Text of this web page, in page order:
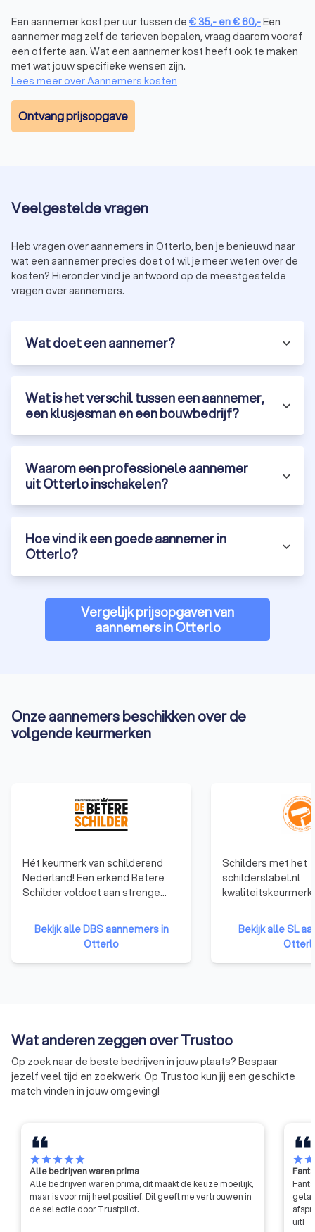
Een aannemer kost per uur tussen de €35,- en€60,-Een
aannemer mag zelf de tarieven bepalen, vraag daarom vooraf
een offerte aan. Wat een aannemer kost heeft ook te maken
met wat jouw specifieke wensen zijn.
Lees meer over Aannemers kosten
Ontvang prijsopgave
Veelgestelde vragen
Heb vragen over aannemers in Otterlo, ben je benieuwd naar
wat een aannemer precies doet of wil je meer weten over de
kosten? Hieronder vind je antwoord op de meestgestelde
vragen over aannemers.
Wat doet een aannemer?
Wat is het verschil tussen een aannemer,
een klusjesman en een bouwbedrijf?
Waarom een professionele aannemer
uit Otterlo inschakelen?
Hoe vind ik een goede aannemer in
Otterlo?
Vergelijk prijsopgaven van
aannemers in Otterlo
Onze aannemers beschikken over de
volgende keurmerken
Hét keurmerk van schilderend
Nederland! Een erkend Betere
Schilder voldoet aan strenge
opdrachtgevers de garantie dat
ze gekozen hebben voor een
echte vakman. Die trots is op zijn
vak en gaat voor het beste
Bekijk alle DBS aannemers in
Otterlo
Schilders met het
schilderslabel.nl
kwaliteitskeurmerk
communicatie en
service. Je kiest
vakmanschap
specialist, die je
Bekijk alle SL
Wat anderen zeggen over Trustoo
Op zoek naar de beste bedrijven in jouw plaats? Bespaar
jezelf veel tijd en zoekwerk. Op Trustoo kun jij een geschikte
match vinden in jouw omgeving!
starstarstarstarstar
Alle bedrijven waren prima
Alle bedrijven waren prima, dit maakt de keuze moeilijk,
maar is voor mij heel positief. Dit geeft me vertrouwen in
de selectie door Trustpilot.
starstar
uit!